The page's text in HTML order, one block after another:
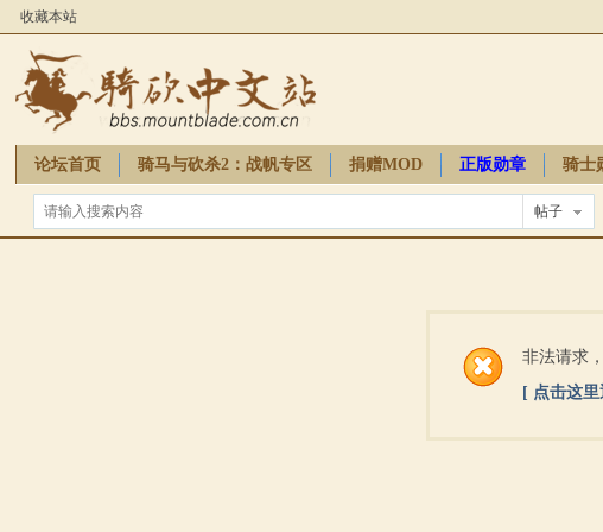
收藏本站
论坛首页 骑马与砍杀2：战帆专区 捐赠MOD 正版勋章 骑士
骑砍周边
帖子
非法请求
[ 点击这